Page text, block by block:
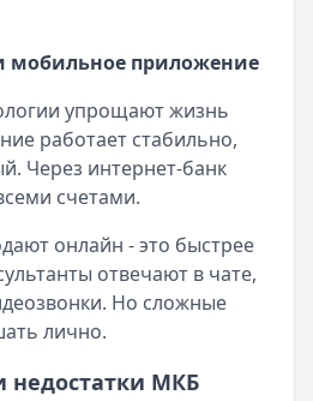
мобильное приложение
упрощают жизнь
работает стабильно,
Через интернет-банк
счетами.
онлайн - это быстрее
отвечают в чате,
Но сложные
лично.
недостатки МКБ